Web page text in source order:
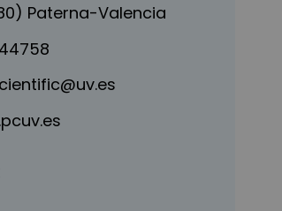
Paterna-Valencia